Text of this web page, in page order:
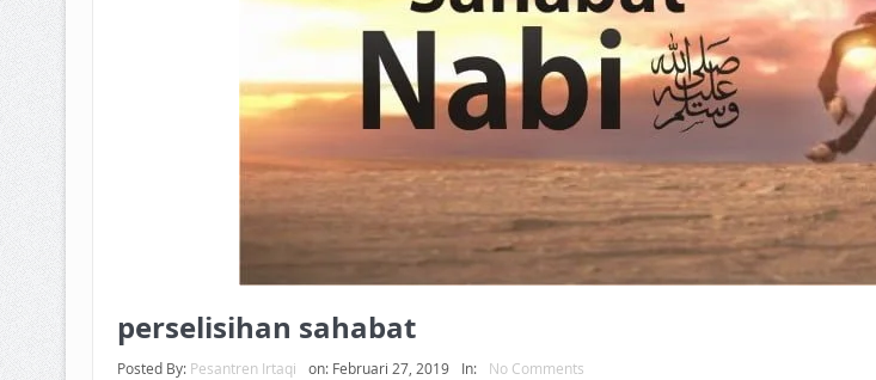
perselisihan sahabat
Posted By: Pesantren Irtaqi on: Februari 27, 2019 In: No Comments